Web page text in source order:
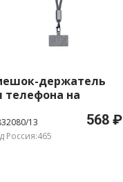
держатель
телефона на
Eco»
13 568 ₽
Россия:465